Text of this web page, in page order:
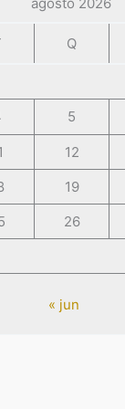
Q
5
12
19
26
« jun